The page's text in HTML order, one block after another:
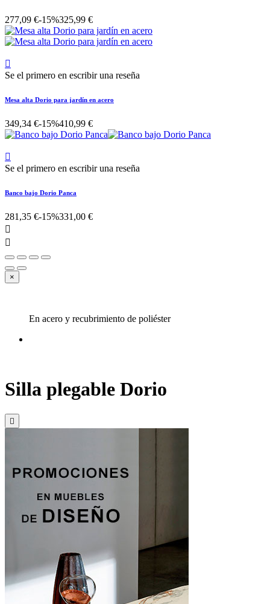
277,09 €-15%325,99 €

Se el primero en escribir una reseña
Mesa alta Dorio para jardín en acero
349,34 €-15%410,99 €

Se el primero en escribir una reseña
Banco bajo Dorio Panca
281,35 €-15%331,00 €


×
En acero y recubrimiento de poliéster
Silla plegable Dorio
